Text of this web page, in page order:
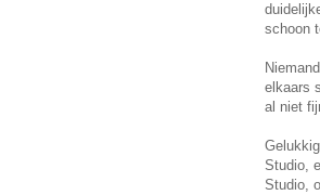
schoon
elkaars
al niet
Studio,
Studio,